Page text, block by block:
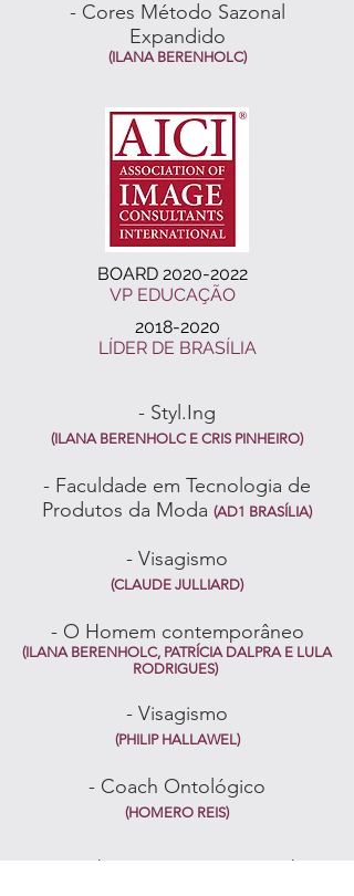
- Cores Método Sazonal
Expandido
(ILANA BERENHOLC)
BOARD 2020-2022
VP EDUCAÇÃO
2018-2020
LÍDER DE BRASÍLIA
- Styl.Ing
(ILANA BERENHOLC E CRIS PINHEIRO)
- Faculdade em Tecnologia de
Produtos da Moda (AD1 BRASÍLIA)
- Visagismo
(CLAUDE JULLIARD)
- O Homem contemporâneo
(ILANA BERENHOLC, PATRÍCIA DALPRA E LULA
RODRIGUES)
- Visagismo
(PHILIP HALLAWEL)
- Coach Ontológico
(HOMERO REIS)
Acredito que somos a soma de